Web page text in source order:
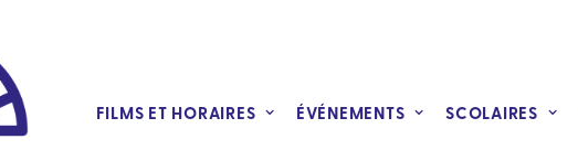
FILMS ET HORAIRES ÉVÉNEMENTS SCOLAIRES